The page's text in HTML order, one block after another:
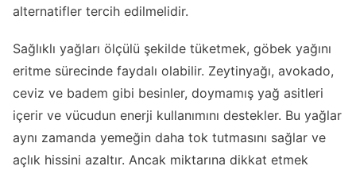
alternatifler tercih edilmelidir.
Sağlıklı yağları ölçülü şekilde tüketmek, göbek yağını
eritme sürecinde faydalı olabilir. Zeytinyağı, avokado,
ceviz ve badem gibi besinler, doymamış yağ asitleri
içerir ve vücudun enerji kullanımını destekler. Bu yağlar
aynı zamanda yemeğin daha tok tutmasını sağlar ve
açlık hissini azaltır. Ancak miktarına dikkat etmek